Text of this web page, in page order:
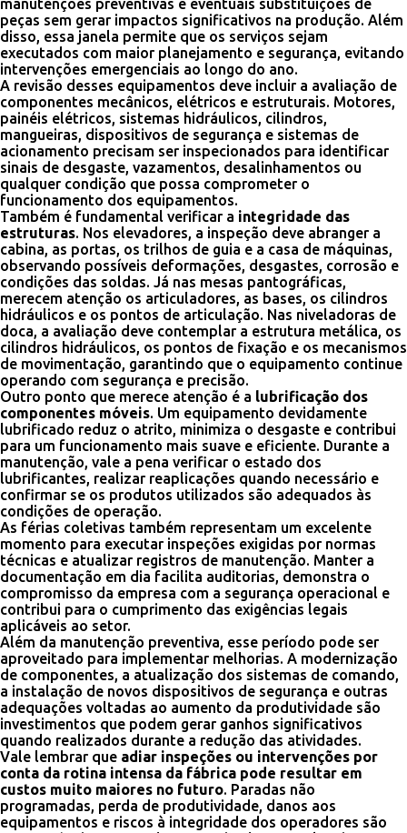
manutenções preventivas e eventuais substituições de
peças sem gerar impactos significativos na produção. Além
disso, essa janela permite que os serviços sejam
executados com maior planejamento e segurança, evitando
intervenções emergenciais ao longo do ano.
A revisão desses equipamentos deve incluir a avaliação de
componentes mecânicos, elétricos e estruturais. Motores,
painéis elétricos, sistemas hidráulicos, cilindros,
mangueiras, dispositivos de segurança e sistemas de
acionamento precisam ser inspecionados para identificar
sinais de desgaste, vazamentos, desalinhamentos ou
qualquer condição que possa comprometer o
funcionamento dos equipamentos.
Também é fundamental verificar a integridade das
estruturas. Nos elevadores, a inspeção deve abranger a
cabina, as portas, os trilhos de guia e a casa de máquinas,
observando possíveis deformações, desgastes, corrosão e
condições das soldas. Já nas mesas pantográficas,
merecem atenção os articuladores, as bases, os cilindros
hidráulicos e os pontos de articulação. Nas niveladoras de
doca, a avaliação deve contemplar a estrutura metálica, os
cilindros hidráulicos, os pontos de fixação e os mecanismos
de movimentação, garantindo que o equipamento continue
operando com segurança e precisão.
Outro ponto que merece atenção é a lubrificação dos
componentes móveis. Um equipamento devidamente
lubrificado reduz o atrito, minimiza o desgaste e contribui
para um funcionamento mais suave e eficiente. Durante a
manutenção, vale a pena verificar o estado dos
lubrificantes, realizar reaplicações quando necessário e
confirmar se os produtos utilizados são adequados às
condições de operação.
As férias coletivas também representam um excelente
momento para executar inspeções exigidas por normas
técnicas e atualizar registros de manutenção. Manter a
documentação em dia facilita auditorias, demonstra o
compromisso da empresa com a segurança operacional e
contribui para o cumprimento das exigências legais
aplicáveis ao setor.
Além da manutenção preventiva, esse período pode ser
aproveitado para implementar melhorias. A modernização
de componentes, a atualização dos sistemas de comando,
a instalação de novos dispositivos de segurança e outras
adequações voltadas ao aumento da produtividade são
investimentos que podem gerar ganhos significativos
quando realizados durante a redução das atividades.
Vale lembrar que adiar inspeções ou intervenções por
conta da rotina intensa da fábrica pode resultar em
custos muito maiores no futuro. Paradas não
programadas, perda de produtividade, danos aos
equipamentos e riscos à integridade dos operadores são